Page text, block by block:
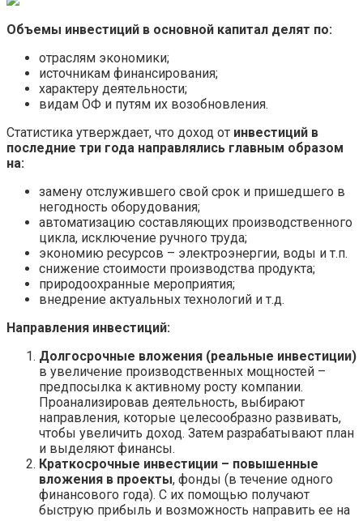
Объемы инвестиций в основной капитал делят по:
отраслям экономики;
источникам финансирования;
характеру деятельности;
видам ОФ и путям их возобновления.
Статистика утверждает, что доход от инвестиций в
последние три года направлялись главным образом
на:
замену отслужившего свой срок и пришедшего в
негодность оборудования;
автоматизацию составляющих производственного
цикла, исключение ручного труда;
экономию ресурсов – электроэнергии, воды и т.п.
снижение стоимости производства продукта;
природоохранные мероприятия;
внедрение актуальных технологий и т.д.
Направления инвестиций:
Долгосрочные вложения (реальные инвестиции)
в увеличение производственных мощностей –
предпосылка к активному росту компании.
Проанализировав деятельность, выбирают
направления, которые целесообразно развивать,
чтобы увеличить доход. Затем разрабатывают план
и выделяют финансы.
Краткосрочные инвестиции – повышенные
вложения в проекты, фонды (в течение одного
финансового года). С их помощью получают
быструю прибыль и возможность направить ее на